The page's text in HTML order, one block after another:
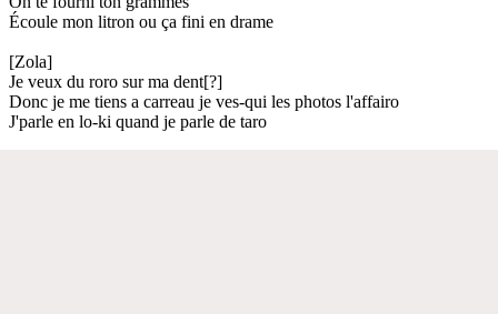
Écoule mon litron ou ça fini en drame
[Zola]
Je veux du roro sur ma dent[?]
Donc je me tiens a carreau je ves-qui les photos l'affairo
J'parle en lo-ki quand je parle de taro